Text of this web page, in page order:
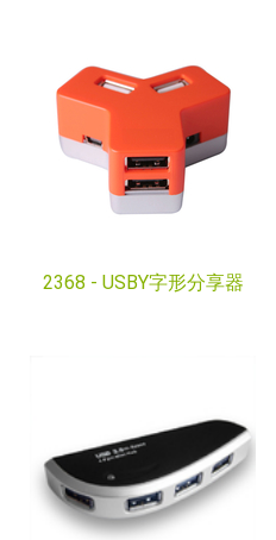
2368 - USBY字形分享器